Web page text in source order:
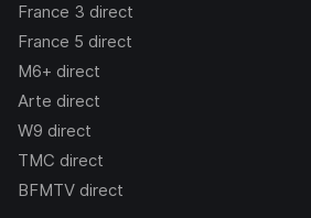
France 3 direct
France 5 direct
M6+ direct
Arte direct
W9 direct
TMC direct
BFMTV direct